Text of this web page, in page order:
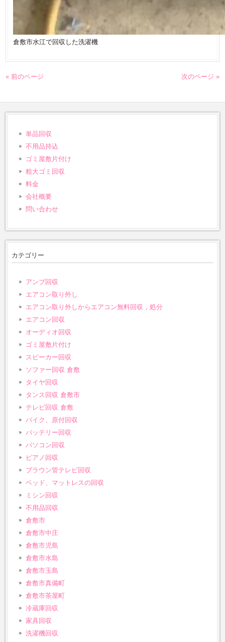
倉敷市水江で回収した洗濯機
« 前のページ 次のページ »
単品回収
不用品持込
ゴミ屋敷片付け
粗大ゴミ回収
料金
会社概要
問い合わせ
カテゴリー
アンプ回収
エアコン取り外し
エアコン取り外しからエアコン無料回収，処分
エアコン回収
オーディオ回収
ゴミ屋敷片付け
スピーカー回収
ソファー回収 倉敷
タイヤ回収
タンス回収 倉敷市
テレビ回収 倉敷
バイク、原付回収
バッテリー回収
パソコン回収
ピアノ回収
ブラウン管テレビ回収
ベッド、マットレスの回収
ミシン回収
不用品回収
倉敷市
倉敷市中庄
倉敷市児島
倉敷市水島
倉敷市玉島
倉敷市真備町
倉敷市茶屋町
冷蔵庫回収
家具回収
洗濯機回収